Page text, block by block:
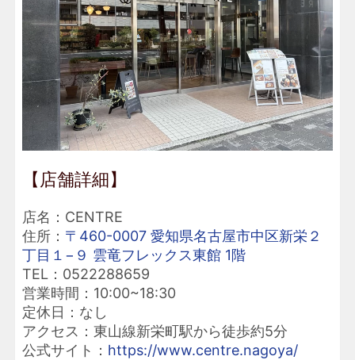
【店舗詳細】
店名：CENTRE
住所： 〒460-0007 愛知県名古屋市中区新栄２
丁目１−９ 雲竜フレックス東館 1階
TEL：0522288659
営業時間：10:00~18:30
定休日：なし
アクセス：東山線新栄町駅から徒歩約5分
公式サイト： https://www.centre.nagoya/